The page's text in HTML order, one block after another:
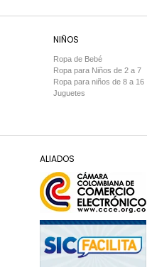
NIÑOS
Ropa de Bebé
Ropa para Niños de 2 a 7
Ropa para niños de 8 a 16
Juguetes
ALIADOS